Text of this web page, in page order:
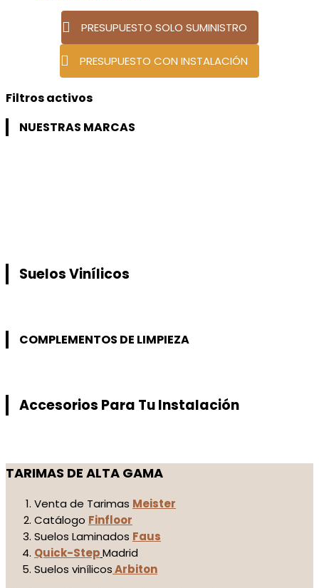
PRESUPUESTO SOLO SUMINISTRO
PRESUPUESTO CON INSTALACIÓN
Filtros activos
NUESTRAS MARCAS
Suelos Vinílicos
COMPLEMENTOS DE LIMPIEZA
Accesorios Para Tu Instalación
TARIMAS DE ALTA GAMA
Venta de Tarimas Meister
Catálogo Finfloor
Suelos Laminados Faus
Quick-StepMadrid
Suelos vinílicosArbiton